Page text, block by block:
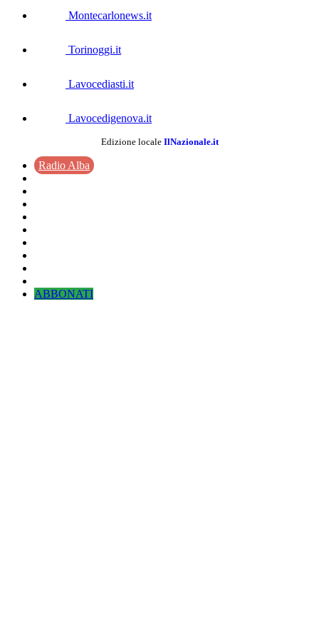
Montecarlonews.it
Torinoggi.it
Lavocediasti.it
Lavocedigenova.it
Edizione locale IlNazionale.it
Radio Alba
ABBONATI